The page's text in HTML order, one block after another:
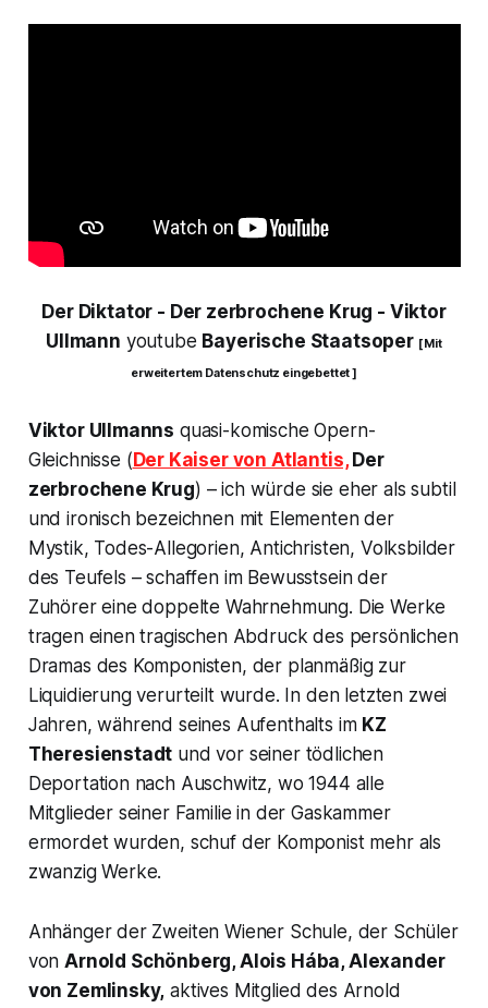
Der Diktator - Der zerbrochene Krug - Viktor
Ullmann youtube Bayerische Staatsoper [ Mit
erweitertem Datenschutz eingebettet ]
Viktor Ullmanns quasi-komische Opern-
Gleichnisse ( Der Kaiser von Atlantis,Der
zerbrochene Krug) – ich würde sie eher als subtil
und ironisch bezeichnen mit Elementen der
Mystik, Todes-Allegorien, Antichristen, Volksbilder
des Teufels – schaffen im Bewusstsein der
Zuhörer eine doppelte Wahrnehmung. Die Werke
tragen einen tragischen Abdruck des persönlichen
Dramas des Komponisten, der planmäßig zur
Liquidierung verurteilt wurde. In den letzten zwei
Jahren, während seines Aufenthalts im KZ
Theresienstadt und vor seiner tödlichen
Deportation nach Auschwitz, wo 1944 alle
Mitglieder seiner Familie in der Gaskammer
ermordet wurden, schuf der Komponist mehr als
zwanzig Werke.
Anhänger der Zweiten Wiener Schule, der Schüler
vonArnold Schönberg, Alois Hába, Alexander
von Zemlinsky, aktives Mitglied des Arnold